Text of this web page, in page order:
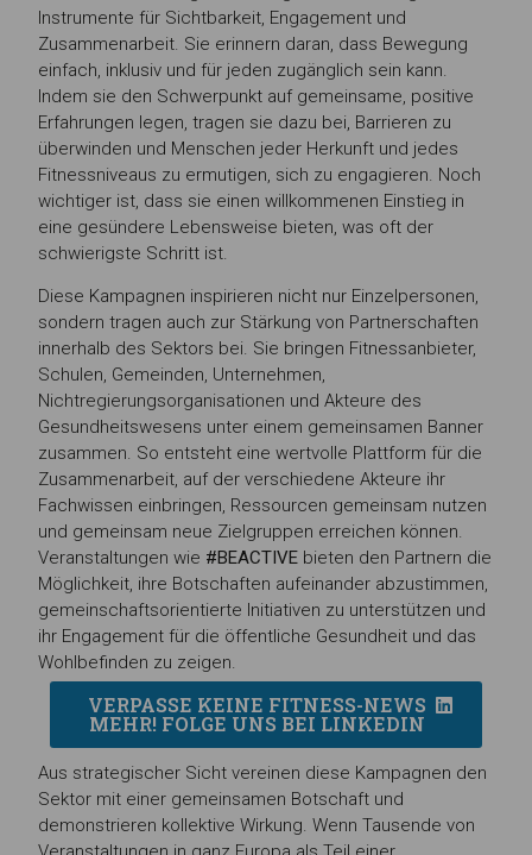
Instrumente für Sichtbarkeit, Engagement und
Zusammenarbeit. Sie erinnern daran, dass Bewegung
einfach, inklusiv und für jeden zugänglich sein kann.
Indem sie den Schwerpunkt auf gemeinsame, positive
Erfahrungen legen, tragen sie dazu bei, Barrieren zu
überwinden und Menschen jeder Herkunft und jedes
Fitnessniveaus zu ermutigen, sich zu engagieren. Noch
wichtiger ist, dass sie einen willkommenen Einstieg in
eine gesündere Lebensweise bieten, was oft der
schwierigste Schritt ist.
Diese Kampagnen inspirieren nicht nur Einzelpersonen,
sondern tragen auch zur Stärkung von Partnerschaften
innerhalb des Sektors bei. Sie bringen Fitnessanbieter,
Schulen, Gemeinden, Unternehmen,
Nichtregierungsorganisationen und Akteure des
Gesundheitswesens unter einem gemeinsamen Banner
zusammen. So entsteht eine wertvolle Plattform für die
Zusammenarbeit, auf der verschiedene Akteure ihr
Fachwissen einbringen, Ressourcen gemeinsam nutzen
und gemeinsam neue Zielgruppen erreichen können.
Veranstaltungen wie #BEACTIVE bieten den Partnern die
Möglichkeit, ihre Botschaften aufeinander abzustimmen,
gemeinschaftsorientierte Initiativen zu unterstützen und
ihr Engagement für die öffentliche Gesundheit und das
Wohlbefinden zu zeigen.
VERPASSE KEINE FITNESS-NEWS
MEHR! FOLGE UNS BEI LINKEDIN
Aus strategischer Sicht vereinen diese Kampagnen den
Sektor mit einer gemeinsamen Botschaft und
demonstrieren kollektive Wirkung. Wenn Tausende von